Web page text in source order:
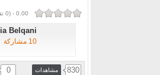
0.00
-
(
0
Belqani
10 مشاركة
830 مشاهدات 0